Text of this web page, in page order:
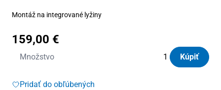
Montáž na integrované lyžiny
159,00 €
Množstvo
množstvo
Silenzio
Kúpiť
Pridať do obľúbených